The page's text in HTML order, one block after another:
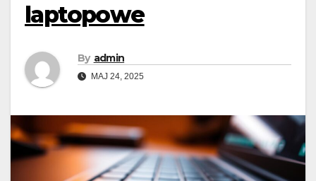
laptopowe
By admin
MAJ 24, 2025